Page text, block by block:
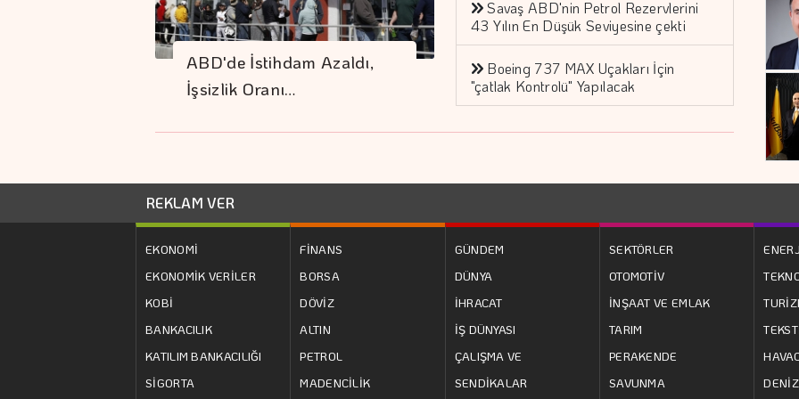
ABD'de İstihdam Azaldı,
İşsizlik Oranı…
Savaş ABD'nin Petrol Rezervlerini
43 Yılın En Düşük Seviyesine çekti
Boeing 737 MAX Uçakları İçin
"çatlak Kontrolü" Yapılacak
REKLAM VER
EKONOMİ
EKONOMİK VERİLER
KOBİ
BANKACILIK
KATILIM BANKACILIĞI
SİGORTA
FİNANS
BORSA
DÖVİZ
ALTIN
PETROL
MADENCİLİK
GÜNDEM
DÜNYA
İHRACAT
İŞ DÜNYASI
ÇALIŞMA VE
SENDİKALAR
SEKTÖRLER
OTOMOTİV
İNŞAAT VE EMLAK
TARIM
PERAKENDE
SAVUNMA